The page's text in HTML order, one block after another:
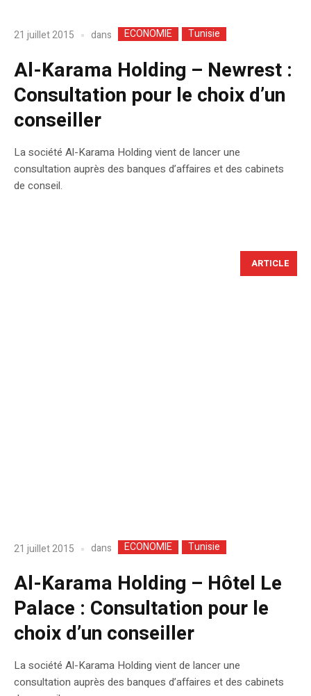
21 juillet 2015 dans ECONOMIE Tunisie
Al-Karama Holding – Newrest :
Consultation pour le choix d’un
conseiller
La société Al-Karama Holding vient de lancer une
consultation auprès des banques d’affaires et des cabinets
de conseil.
ARTICLE
21 juillet 2015 dans ECONOMIE Tunisie
Al-Karama Holding – Hôtel Le
Palace : Consultation pour le
choix d’un conseiller
La société Al-Karama Holding vient de lancer une
consultation auprès des banques d’affaires et des cabinets